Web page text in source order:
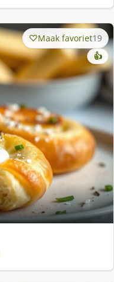
Maak favoriet19
👍